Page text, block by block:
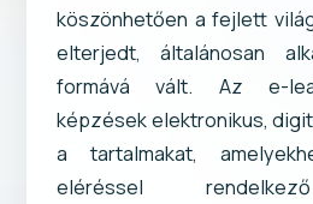
köszönhetően a fejlett
elterjedt, általánosan
formává vált. Az e-
képzések elektronikus,
a tartalmakat,
eléréssel